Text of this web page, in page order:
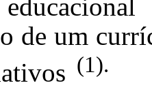
de um
(1).